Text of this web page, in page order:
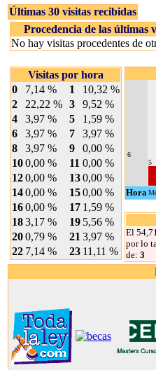
Últimas 30 visitas recibidas
Procedencia de las últimas
No hay visitas procedentes de
Visitas por hora
0
7,14 % 1
10,32 %
2
22,22 % 3
9,52 %
4
3,97 % 5
1,59 %
6
3,97 % 7
3,97 %
8
3,97 % 9
0,00 %
100,00 % 11 0,00 %
120,00 % 130,00 %
140,00 % 150,00 %
160,00 % 17 1,59 %
183,17 % 19 5,56 %
200,79 % 21 3,97 %
22 7,14 % 23 11,11 %
6
5
Hora
El
por lo
de: 3